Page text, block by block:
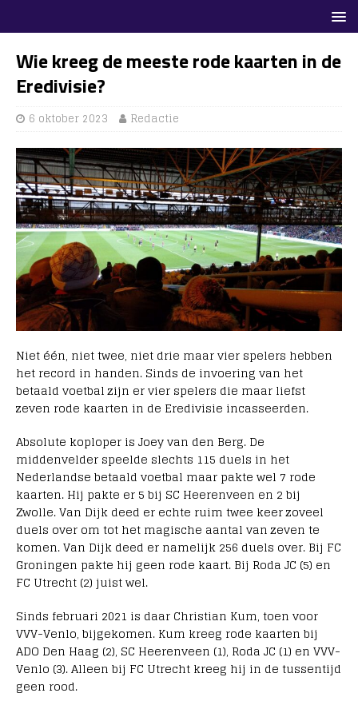
Wie kreeg de meeste rode kaarten in de
Eredivisie?
6 oktober 2023 Redactie
Niet één, niet twee, niet drie maar vier spelers hebben
het record in handen. Sinds de invoering van het
betaald voetbal zijn er vier spelers die maar liefst
zeven rode kaarten in de Eredivisie incasseerden.
Absolute koploper is Joey van den Berg. De
middenvelder speelde slechts 115 duels in het
Nederlandse betaald voetbal maar pakte wel 7 rode
kaarten. Hij pakte er 5 bij SC Heerenveen en 2 bij
Zwolle. Van Dijk deed er echte ruim twee keer zoveel
duels over om tot het magische aantal van zeven te
komen. Van Dijk deed er namelijk 256 duels over. Bij FC
Groningen pakte hij geen rode kaart. Bij Roda JC (5) en
FC Utrecht (2) juist wel.
Sinds februari 2021 is daar Christian Kum, toen voor
VVV-Venlo, bijgekomen. Kum kreeg rode kaarten bij
ADO Den Haag (2), SC Heerenveen (1), Roda JC (1) en VVV-
Venlo (3). Alleen bij FC Utrecht kreeg hij in de tussentijd
geen rood.